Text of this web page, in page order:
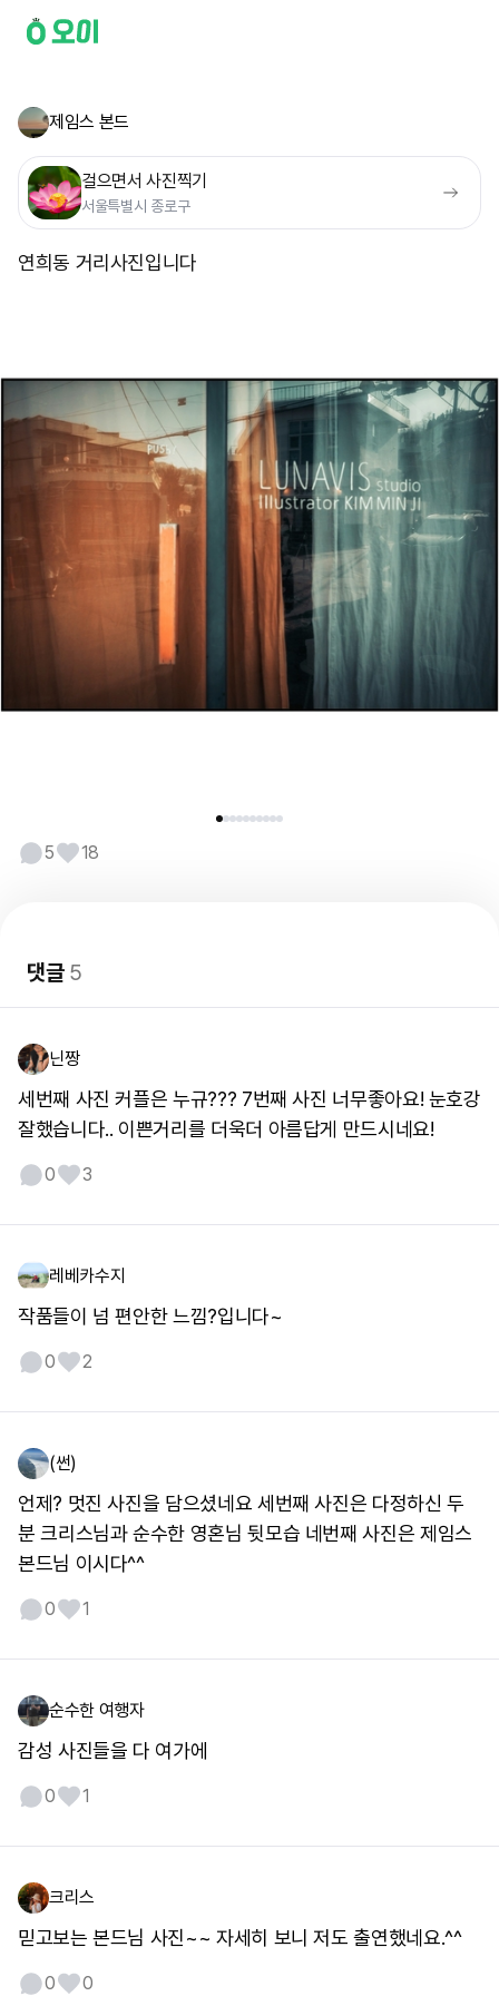
제임스 본드
걸으면서 사진찍기
서울특별시 종로구
연희동 거리사진입니다
5 18
댓글5
닌짱
세번째 사진 커플은 누규??? 7번째 사진 너무좋아요! 눈호강
잘했습니다.. 이쁜거리를 더욱더 아름답게 만드시네요!
0 3
레베카수지
작품들이 넘 편안한 느낌?입니다~
0 2
(썬)
언제? 멋진 사진을 담으셨네요 세번째 사진은 다정하신 두
분 크리스님과 순수한 영혼님 뒷모습 네번째 사진은 제임스
본드님 이시다^^
0 1
순수한 여행자
감성 사진들을 다 여가에
0 1
크리스
믿고보는 본드님 사진~~ 자세히 보니 저도 출연했네요.^^
0 0